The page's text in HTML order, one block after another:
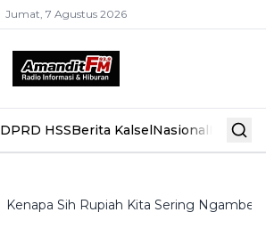
Jumat, 7 Agustus 2026
DPRD HSSBerita KalselNasional Hiburan
Kenapa Sih Rupiah Kita Sering